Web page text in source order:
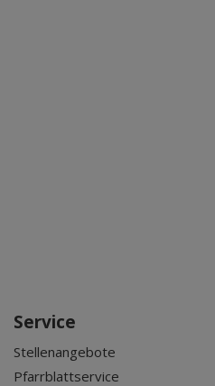
Service
Stellenangebote
Pfarrblattservice